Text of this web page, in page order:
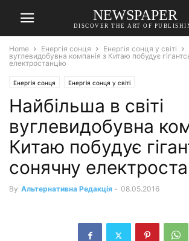
NEWSPAPER
DISCOVER THE ART OF
Home Енергія сонця Енергія сонця у світі
вуглевидобувна компанія з Китаю побудує
електростанцію
Енергія сонця Енергія сонця у світі
Найбільша в світі
вуглевидобувна
Китаю побудує
сонячну
By Альтернативна Редакція - 08.05.2016